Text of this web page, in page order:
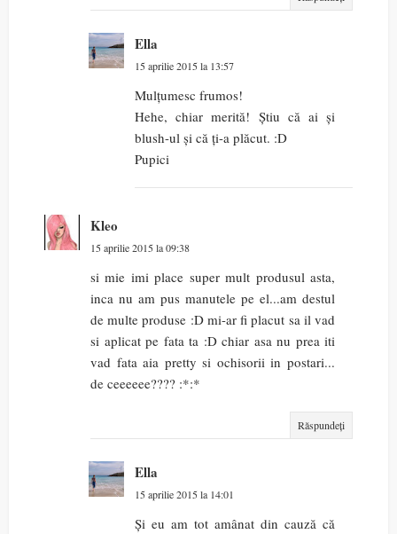
Ella
15 aprilie 2015 la 13:57
Mulțumesc frumos!
Hehe, chiar merită! Știu că ai și
blush-ul și că ți-a plăcut. :D
Pupici
Kleo
15 aprilie 2015 la 09:38
si mie imi place super mult produsul asta,
inca nu am pus manutele pe el...am destul
de multe produse :D mi-ar fi placut sa il vad
si aplicat pe fata ta :D chiar asa nu prea iti
vad fata aia pretty si ochisorii in postari...
de ceeeeee???? :*:*
Răspundeți
Ella
15 aprilie 2015 la 14:01
Și eu am tot amânat din cauză că